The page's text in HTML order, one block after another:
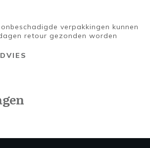
verpakkingen kunnen
retour gezonden worden